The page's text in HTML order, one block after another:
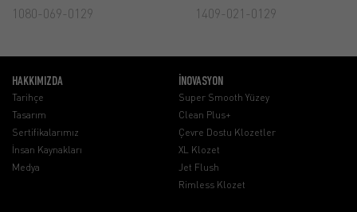
1080-069-0129 1409-021-0129
HAKKIMIZDA
Tarihçe
Tasarım
Sertifikalarımız
İnsan Kaynakları
Medya
İNOVASYON
Super Smooth Yüzey
Clean Plus+
Çevre Dostu Klozetler
XL Klozet
Jet Flush
Rimless Klozet